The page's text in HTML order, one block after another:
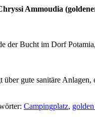
Ammoudia
der Bucht im Dorf
gute sanitäre
Campingplatz,